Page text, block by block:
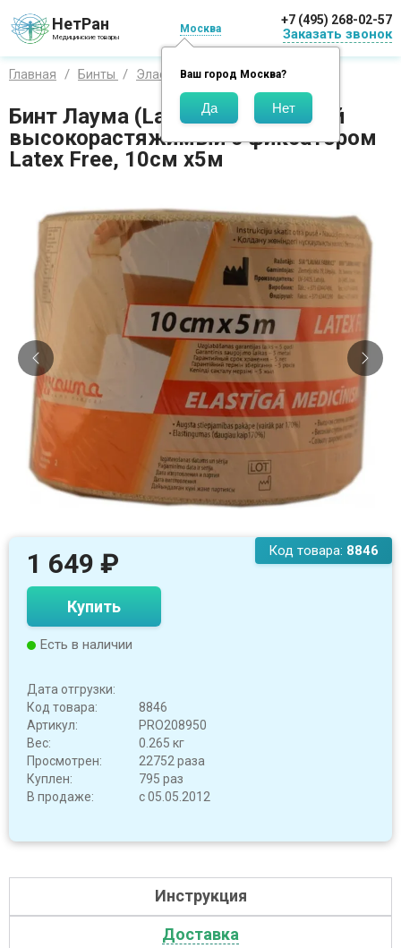
НетРан
Медицинские товары
Москва
Ваш город Москва?
+7 (495) 268-02-57
Заказать звонок
Главная Бинты Эластичные Lauma
Бинт Лаума (Lauma) эластичный
высокорастяжимый с фиксатором
Latex Free, 10см x5м
Код товара: 8846
1 649 ₽
Купить
Есть в наличии
Дата отгрузки:
Код товара:
8846
Артикул:
PRO208950
Вес:
0.265 кг
Просмотрен:
22752 раза
Куплен:
795 раз
В продаже:
с 05.05.2012
Инструкция
Доставка